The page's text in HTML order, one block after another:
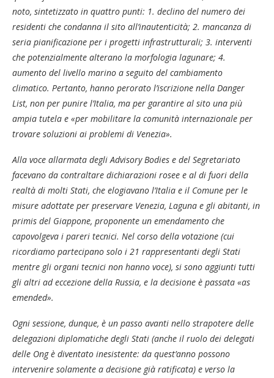
noto, sintetizzato in quattro punti: 1. declino del numero dei
residenti che condanna il sito all’inautenticità; 2. mancanza di
seria pianificazione per i progetti infrastrutturali; 3. interventi
che potenzialmente alterano la morfologia lagunare; 4.
aumento del livello marino a seguito del cambiamento
climatico. Pertanto, hanno perorato l’iscrizione nella Danger
List, non per punire l’Italia, ma per garantire al sito una più
ampia tutela e «per mobilitare la comunità internazionale per
trovare soluzioni ai problemi di Venezia».
Alla voce allarmata degli Advisory Bodies e del Segretariato
facevano da contraltare dichiarazioni rosee e al di fuori della
realtà di molti Stati, che elogiavano l’Italia e il Comune per le
misure adottate per preservare Venezia, Laguna e gli abitanti, in
primis del Giappone, proponente un emendamento che
capovolgeva i pareri tecnici. Nel corso della votazione (cui
ricordiamo partecipano solo i 21 rappresentanti degli Stati
mentre gli organi tecnici non hanno voce), si sono aggiunti tutti
gli altri ad eccezione della Russia, e la decisione è passata «as
emended».
Ogni sessione, dunque, è un passo avanti nello strapotere delle
delegazioni diplomatiche degli Stati (anche il ruolo dei delegati
delle Ong è diventato inesistente: da quest’anno possono
intervenire solamente a decisione già ratificata) e verso la